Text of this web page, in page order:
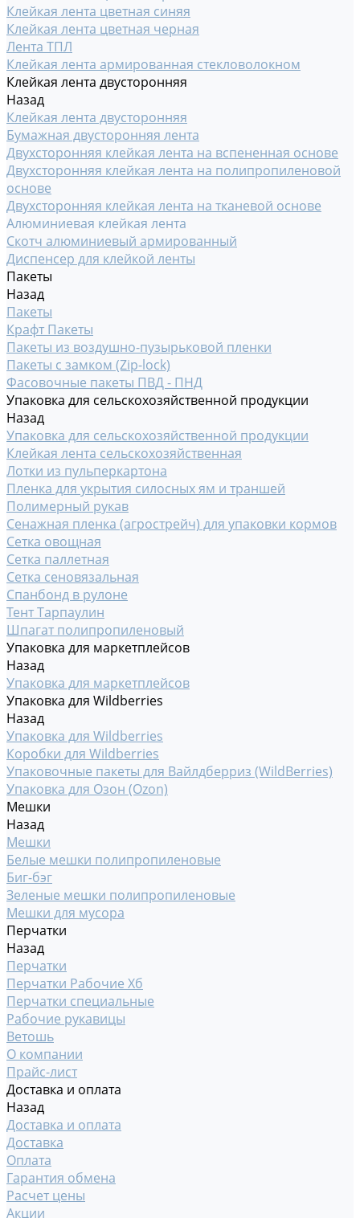
Клейкая лента цветная синяя
Клейкая лента цветная черная
Лента ТПЛ
Клейкая лента армированная стекловолокном
Клейкая лента двусторонняя
Назад
Клейкая лента двусторонняя
Бумажная двусторонняя лента
Двухсторонняя клейкая лента на вспененная основе
Двухсторонняя клейкая лента на полипропиленовой
основе
Двухсторонняя клейкая лента на тканевой основе
Алюминиевая клейкая лента
Скотч алюминиевый армированный
Диспенсер для клейкой ленты
Пакеты
Назад
Пакеты
Крафт Пакеты
Пакеты из воздушно-пузырьковой пленки
Пакеты с замком (Zip-lock)
Фасовочные пакеты ПВД - ПНД
Упаковка для сельскохозяйственной продукции
Назад
Упаковка для сельскохозяйственной продукции
Клейкая лента сельскохозяйственная
Лотки из пульперкартона
Пленка для укрытия силосных ям и траншей
Полимерный рукав
Сенажная пленка (агрострейч) для упаковки кормов
Сетка овощная
Сетка паллетная
Сетка сеновязальная
Спанбонд в рулоне
Тент Тарпаулин
Шпагат полипропиленовый
Упаковка для маркетплейсов
Назад
Упаковка для маркетплейсов
Упаковка для Wildberries
Назад
Упаковка для Wildberries
Коробки для Wildberries
Упаковочные пакеты для Вайлдберриз (WildBerries)
Упаковка для Озон (Ozon)
Мешки
Назад
Мешки
Белые мешки полипропиленовые
Биг-бэг
Зеленые мешки полипропиленовые
Мешки для мусора
Перчатки
Назад
Перчатки
Перчатки Рабочие Хб
Перчатки специальные
Рабочие рукавицы
Ветошь
О компании
Прайс-лист
Доставка и оплата
Назад
Доставка и оплата
Доставка
Оплата
Гарантия обмена
Расчет цены
Акции